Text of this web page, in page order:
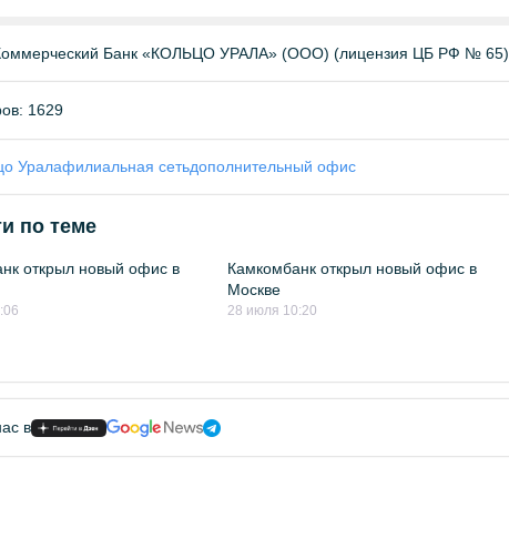
Банк «КОЛЬЦО УРАЛА» (ООО) (лицензия ЦБ РФ № 65)
1629
Уралафилиальная сетьдополнительный офис
по теме
открыл новый офис в
Камкомбанк открыл новый офис в
Москве
28 июля 10:20
в